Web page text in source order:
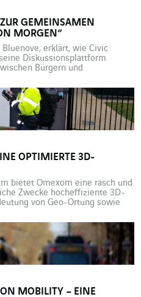
GEMEINSAMEN
MORGEN“
erklärt, wie Civic
Diskussionsplattform
Bürgern und
Wille der Bürger, bei der
aufeinandertreffen,
an der Entscheidungsfindung
wie bei […]
OPTIMIERTE 3D-
bietet Omexom eine rasch und
Zwecke hocheffiziente 3D-
von Geo-Ortung sowie
und Google Street View klar
die auch in der
Unternehmen […]
MOBILITY – EINE